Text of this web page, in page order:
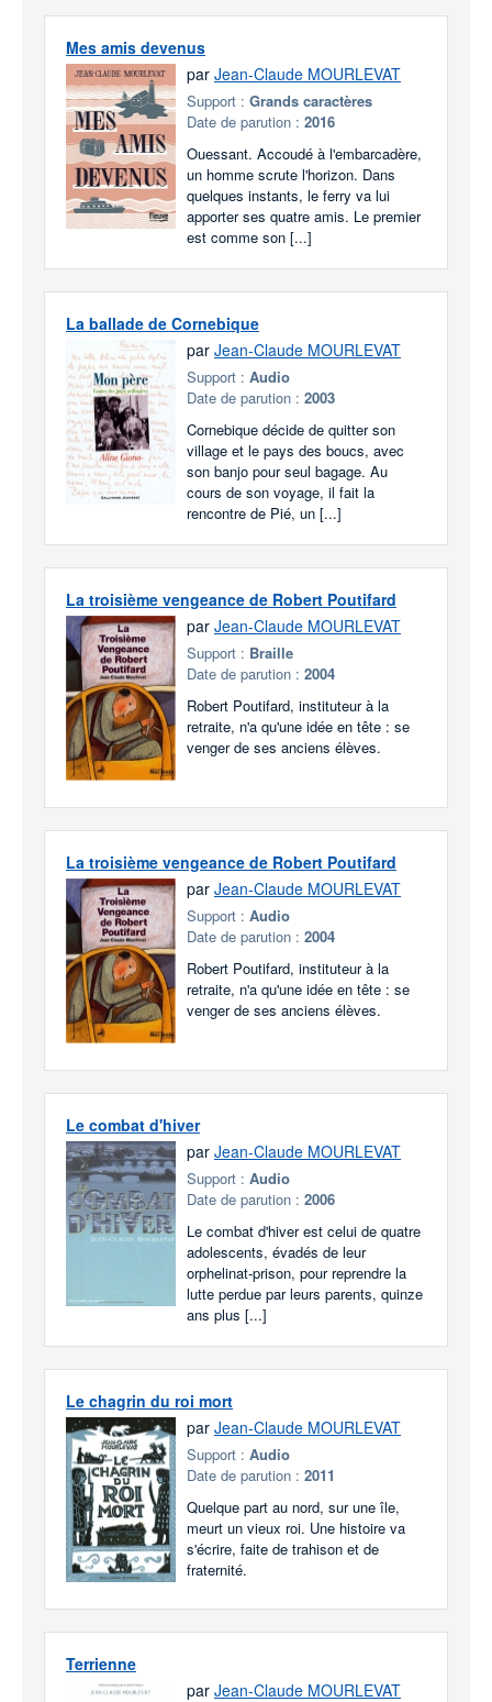
Mes amis devenus
par Jean-Claude MOURLEVAT
Support : Grands caractères
Date de parution : 2016
Ouessant. Accoudé à l'embarcadère,
un homme scrute l'horizon. Dans
quelques instants, le ferry va lui
apporter ses quatre amis. Le premier
est comme son [...]
La ballade de Cornebique
par Jean-Claude MOURLEVAT
Support : Audio
Date de parution : 2003
Cornebique décide de quitter son
village et le pays des boucs, avec
son banjo pour seul bagage. Au
cours de son voyage, il fait la
rencontre de Pié, un [...]
La troisième vengeance de Robert Poutifard
par Jean-Claude MOURLEVAT
Support : Braille
Date de parution : 2004
Robert Poutifard, instituteur à la
retraite, n'a qu'une idée en tête : se
venger de ses anciens élèves.
La troisième vengeance de Robert Poutifard
par Jean-Claude MOURLEVAT
Support : Audio
Date de parution : 2004
Robert Poutifard, instituteur à la
retraite, n'a qu'une idée en tête : se
venger de ses anciens élèves.
Le combat d'hiver
par Jean-Claude MOURLEVAT
Support : Audio
Date de parution : 2006
Le combat d'hiver est celui de quatre
adolescents, évadés de leur
orphelinat-prison, pour reprendre la
lutte perdue par leurs parents, quinze
ans plus [...]
Le chagrin du roi mort
par Jean-Claude MOURLEVAT
Support : Audio
Date de parution : 2011
Quelque part au nord, sur une île,
meurt un vieux roi. Une histoire va
s'écrire, faite de trahison et de
fraternité.
Terrienne
par Jean-Claude MOURLEVAT